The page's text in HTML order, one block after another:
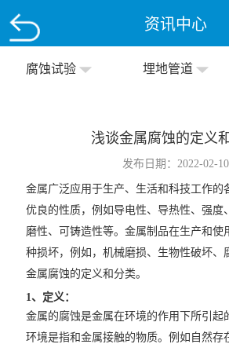
资讯中心
腐蚀试验 埋地管道
浅谈金属腐蚀的定义
发布日期：2022-02-10
金属广泛应用于生产、生活和科技工作的
优良的性质，例如导电性、导热性、强度
磨性、可铸造性等。金属制品在生产和使
种损坏，例如，机械磨损、生物性破坏、
金属腐蚀的定义和分类。
1、定义：
金属的腐蚀是金属在环境的作用下所引起
环境是指和金属接触的物质。例如自然存